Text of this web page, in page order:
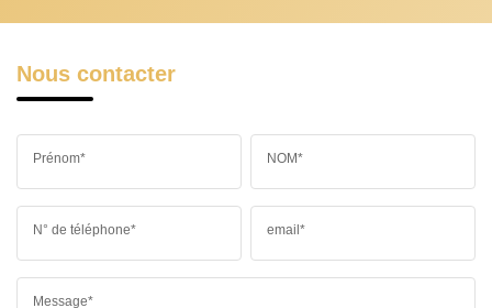
Nous contacter
Prénom* NOM*
N° de téléphone* email*
Message*